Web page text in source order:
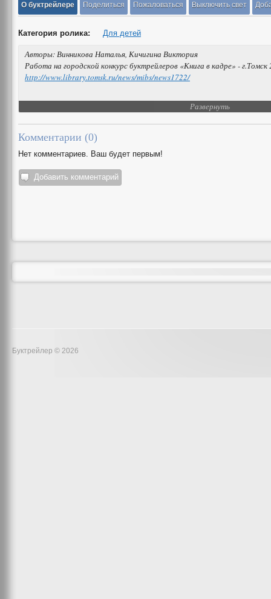
О буктрейлере Поделиться Пожаловаться Выключить свет
Категория ролика: Для детей
Авторы: Винникова Наталья, Кичигина Виктория
Работа на городской конкурс буктрейлеров «Книга в кадре» - г.Томск
http://www.library.tomsk.ru/news/mibs/news1722/
Развернуть
Комментарии (0)
Нет комментариев. Ваш будет первым!
Добавить комментарий
Буктрейлер © 2026